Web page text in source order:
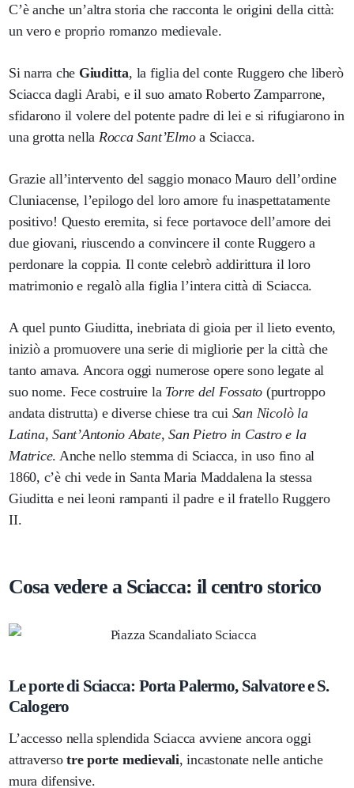
C’è anche un’altra storia che racconta le origini della città:
un vero e proprio romanzo medievale.
Si narra che Giuditta, la figlia del conte Ruggero che liberò
Sciacca dagli Arabi, e il suo amato Roberto Zamparrone,
sfidarono il volere del potente padre di lei e si rifugiarono in
una grotta nella Rocca Sant’Elmo a Sciacca.
Grazie all’intervento del saggio monaco Mauro dell’ordine
Cluniacense, l’epilogo del loro amore fu inaspettatamente
positivo! Questo eremita, si fece portavoce dell’amore dei
due giovani, riuscendo a convincere il conte Ruggero a
perdonare la coppia. Il conte celebrò addirittura il loro
matrimonio e regalò alla figlia l’intera città di Sciacca.
A quel punto Giuditta, inebriata di gioia per il lieto evento,
iniziò a promuovere una serie di migliorie per la città che
tanto amava. Ancora oggi numerose opere sono legate al
suo nome. Fece costruire la Torre del Fossato (purtroppo
andata distrutta) e diverse chiese tra cui San Nicolò la
Latina, Sant’Antonio Abate, San Pietro in Castro e la
Matrice. Anche nello stemma di Sciacca, in uso fino al
1860, c’è chi vede in Santa Maria Maddalena la stessa
Giuditta e nei leoni rampanti il padre e il fratello Ruggero
II.
Cosa vedere a Sciacca: il centro storico
Le porte di Sciacca: Porta Palermo, Salvatore e S.
Calogero
L’accesso nella splendida Sciacca avviene ancora oggi
attraversotre porte medievali, incastonate nelle antiche
mura difensive.